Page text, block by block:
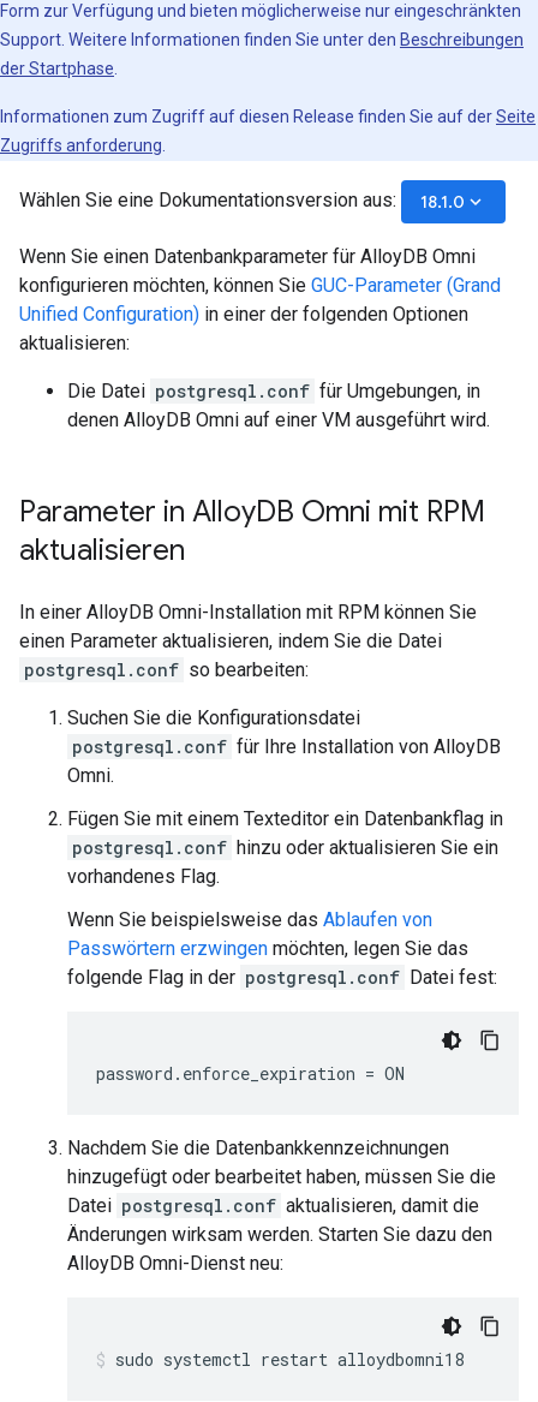
Form zur Verfügung und bieten möglicherweise nur eingeschränkten
Support. Weitere Informationen finden Sie unter den Beschreibungen
der Startphase
Informationen zum Zugriff auf diesen Release finden Sie auf derSeite
Zugriffs anforderung
Wählen Sie eine Dokumentationsversion aus: 18.1.0 keyboard_arrow_down
Wenn Sie einen Datenbankparameter für AlloyDB Omni
konfigurieren möchten, können Sie GUC-Parameter (Grand
Unified Configuration) in einer der folgenden Optionen
aktualisieren:
Die Datei postgresql.conf für Umgebungen, in
denen AlloyDB Omni auf einer VM ausgeführt wird.
Parameter in AlloyDB Omni mit RPM
aktualisieren
In einer AlloyDB Omni-Installation mit RPM können Sie
einen Parameter aktualisieren, indem Sie die Datei
postgresql.conf so bearbeiten:
Suchen Sie die Konfigurationsdatei
postgresql.conf für Ihre Installation von AlloyDB
Omni.
Fügen Sie mit einem Texteditor ein Datenbankflag in
postgresql.conf hinzu oder aktualisieren Sie ein
vorhandenes Flag.
Wenn Sie beispielsweise das Ablaufen von
Passwörtern erzwingen möchten, legen Sie das
folgende Flag in der postgresql.conf Datei fest:
password.enforce_expiration =
Nachdem Sie die Datenbankkennzeichnungen
hinzugefügt oder bearbeitet haben, müssen Sie die
Datei postgresql.conf aktualisieren, damit die
Änderungen wirksam werden. Starten Sie dazu den
AlloyDB Omni-Dienst neu:
sudo systemctl restart alloydbomni18